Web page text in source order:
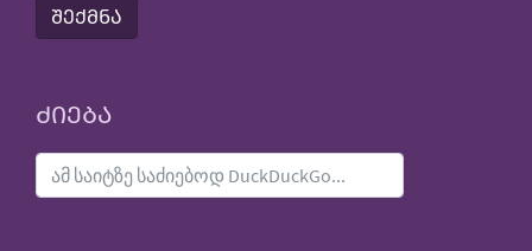
ᲨᲔᲥᲛᲜᲐ
ᲫᲘᲔᲑᲐ